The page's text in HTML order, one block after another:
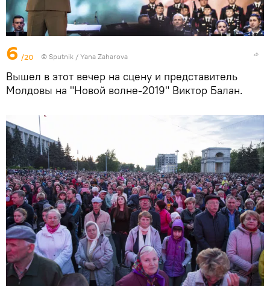
6 /20 © Sputnik / Yana Zaharova
Вышел в этот вечер на сцену и представитель
Молдовы на "Новой волне-2019" Виктор Балан.